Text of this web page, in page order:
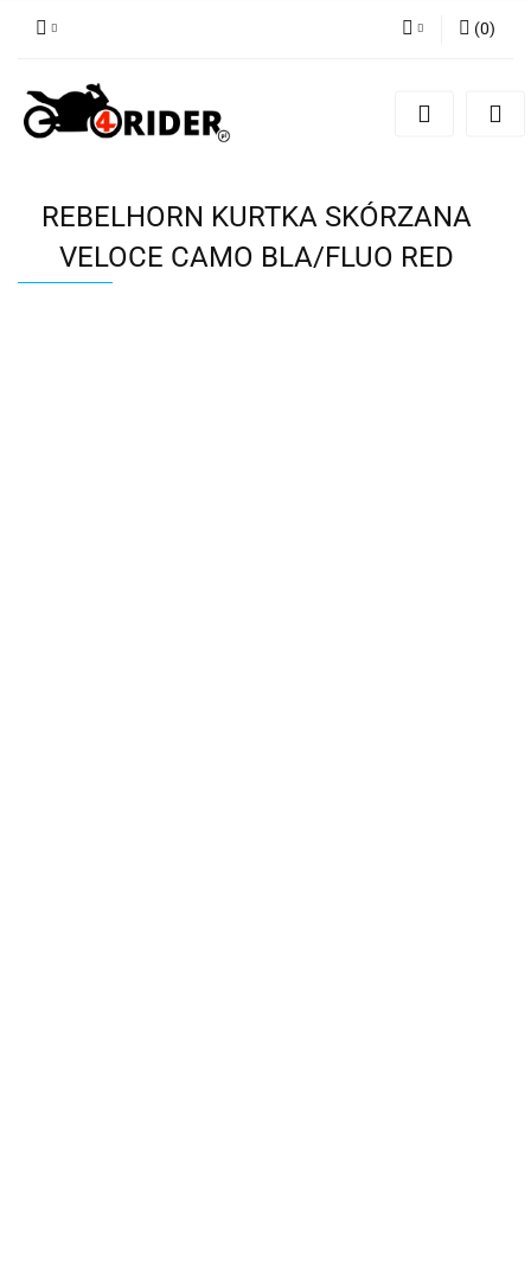
Zarejestruj się
(0)
REBELHORN KURTKA SKÓRZANA
VELOCE CAMO BLA/FLUO RED